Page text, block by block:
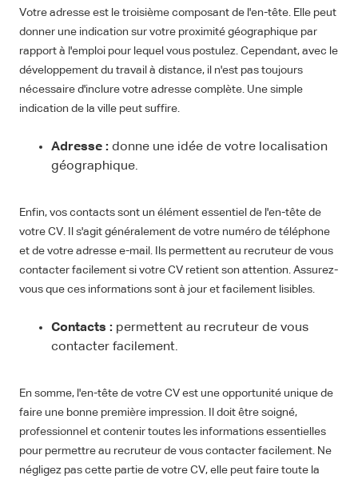
Votre adresse est le troisième composant de l'en-tête. Elle peut
donner une indication sur votre proximité géographique par
rapport à l'emploi pour lequel vous postulez. Cependant, avec le
développement du travail à distance, il n'est pas toujours
nécessaire d'inclure votre adresse complète. Une simple
indication de la ville peut suffire.
Adresse : donne une idée de votre localisation
géographique.
Enfin, vos contacts sont un élément essentiel de l'en-tête de
votre CV. Il s'agit généralement de votre numéro de téléphone
et de votre adresse e-mail. Ils permettent au recruteur de vous
contacter facilement si votre CV retient son attention. Assurez-
vous que ces informations sont à jour et facilement lisibles.
Contacts : permettent au recruteur de vous
contacter facilement.
En somme, l'en-tête de votre CV est une opportunité unique de
faire une bonne première impression. Il doit être soigné,
professionnel et contenir toutes les informations essentielles
pour permettre au recruteur de vous contacter facilement. Ne
négligez pas cette partie de votre CV, elle peut faire toute la